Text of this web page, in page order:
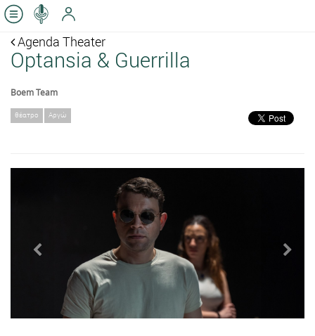
Agenda Theater
Optansia & Guerrilla
Boem Team
θέατρο Αργώ